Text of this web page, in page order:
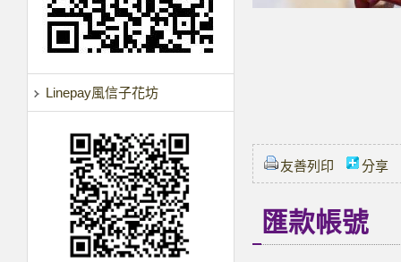
Linepay風信子花坊
友善列印 分享
匯款帳號